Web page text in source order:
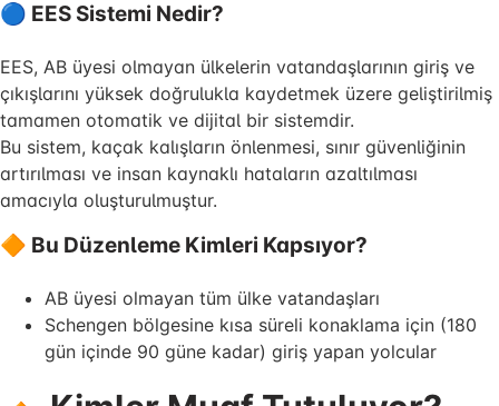
🔵 EES Sistemi Nedir?
EES, AB üyesi olmayan ülkelerin vatandaşlarının giriş ve
çıkışlarını yüksek doğrulukla kaydetmek üzere geliştirilmiş
tamamen otomatik ve dijital bir sistemdir.
Bu sistem, kaçak kalışların önlenmesi, sınır güvenliğinin
artırılması ve insan kaynaklı hataların azaltılması
amacıyla oluşturulmuştur.
🔶 Bu Düzenleme Kimleri Kapsıyor?
AB üyesi olmayan tüm ülke vatandaşları
Schengen bölgesine kısa süreli konaklama için (180
gün içinde 90 güne kadar) giriş yapan yolcular